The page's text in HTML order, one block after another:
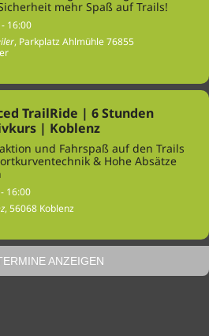
mehr Spaß auf Trails!
16:00
, Parkplatz Ahlmühle 76855
TrailRide | 6 Stunden
| Koblenz
und Fahrspaß auf den Trails
& Hohe Absätze
16:00
, 56068 Koblenz
ANZEIGEN